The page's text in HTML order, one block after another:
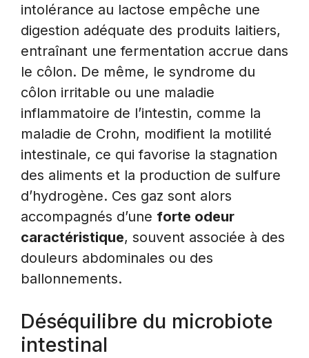
intolérance au lactose empêche une
digestion adéquate des produits laitiers,
entraînant une fermentation accrue dans
le côlon. De même, le syndrome du
côlon irritable ou une maladie
inflammatoire de l’intestin, comme la
maladie de Crohn, modifient la motilité
intestinale, ce qui favorise la stagnation
des aliments et la production de sulfure
d’hydrogène. Ces gaz sont alors
accompagnés d’une forte odeur
caractéristique, souvent associée à des
douleurs abdominales ou des
ballonnements.
Déséquilibre du microbiote
intestinal